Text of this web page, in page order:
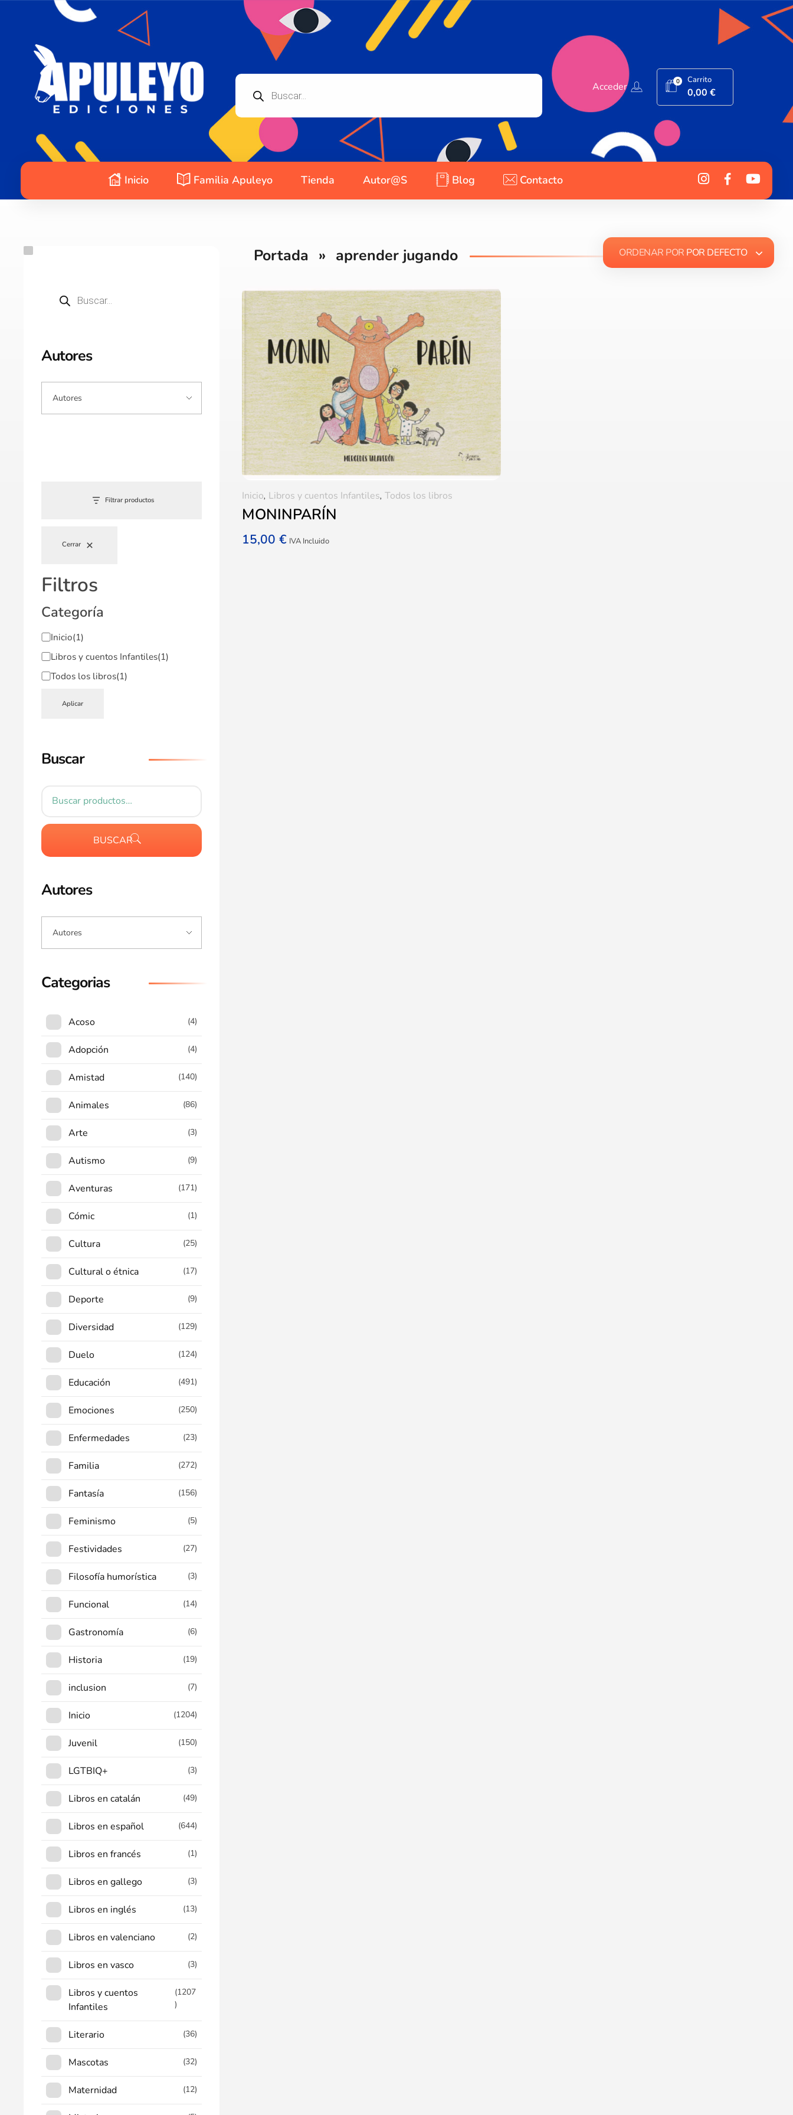
Acceder 0 Carrito
0,00€
Inicio Familia Apuleyo Tienda Autor@s Blog Contacto
Portada » aprender jugando ORDENAR POR POR DEFECTO
MONINPARÍN
15,00€ IVA Incluido
Inicio, Libros y cuentos Infantiles,Todos los libros
Autores
Filtrar productos
Cerrar
Filtros
Categoría
Inicio(1)
Libros y cuentos Infantiles(1)
Todos los libros(1)
Aplicar
Buscar
BUSCAR
Autores
Categorias
Acoso (4)
Adopción (4)
Amistad (140)
Animales (86)
Arte (3)
Autismo (9)
Aventuras (171)
Cómic (1)
Cultura (25)
Cultural o étnica (17)
Deporte (9)
Diversidad (129)
Duelo (124)
Educación (491)
Emociones (250)
Enfermedades (23)
Familia (272)
Fantasía (156)
Feminismo (5)
Festividades (27)
Filosofía humorística (3)
Funcional (14)
Gastronomía (6)
Historia (19)
inclusion (7)
Inicio (1204)
Juvenil (150)
LGTBIQ+ (3)
Libros en catalán (49)
Libros en español (644)
Libros en francés (1)
Libros en gallego (3)
Libros en inglés (13)
Libros en valenciano (2)
Libros en vasco (3)
Libros y cuentos
Infantiles
(1207
)
Literario (36)
Mascotas (32)
Maternidad (12)